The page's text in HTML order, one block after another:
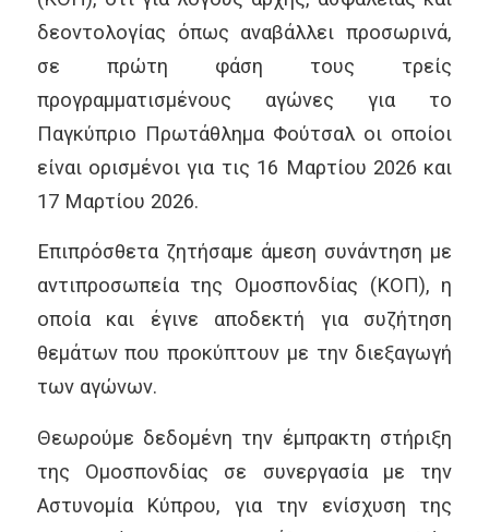
δεοντολογίας όπως αναβάλλει προσωρινά,
σε πρώτη φάση τους τρείς
προγραμματισμένους αγώνες για το
Παγκύπριο Πρωτάθλημα Φούτσαλ οι οποίοι
είναι ορισμένοι για τις 16 Μαρτίου 2026 και
17 Μαρτίου 2026.
Επιπρόσθετα ζητήσαμε άμεση συνάντηση με
αντιπροσωπεία της Ομοσπονδίας (ΚΟΠ), η
οποία και έγινε αποδεκτή για συζήτηση
θεμάτων που προκύπτουν με την διεξαγωγή
των αγώνων.
Θεωρούμε δεδομένη την έμπρακτη στήριξη
της Ομοσπονδίας σε συνεργασία με την
Αστυνομία Κύπρου, για την ενίσχυση της